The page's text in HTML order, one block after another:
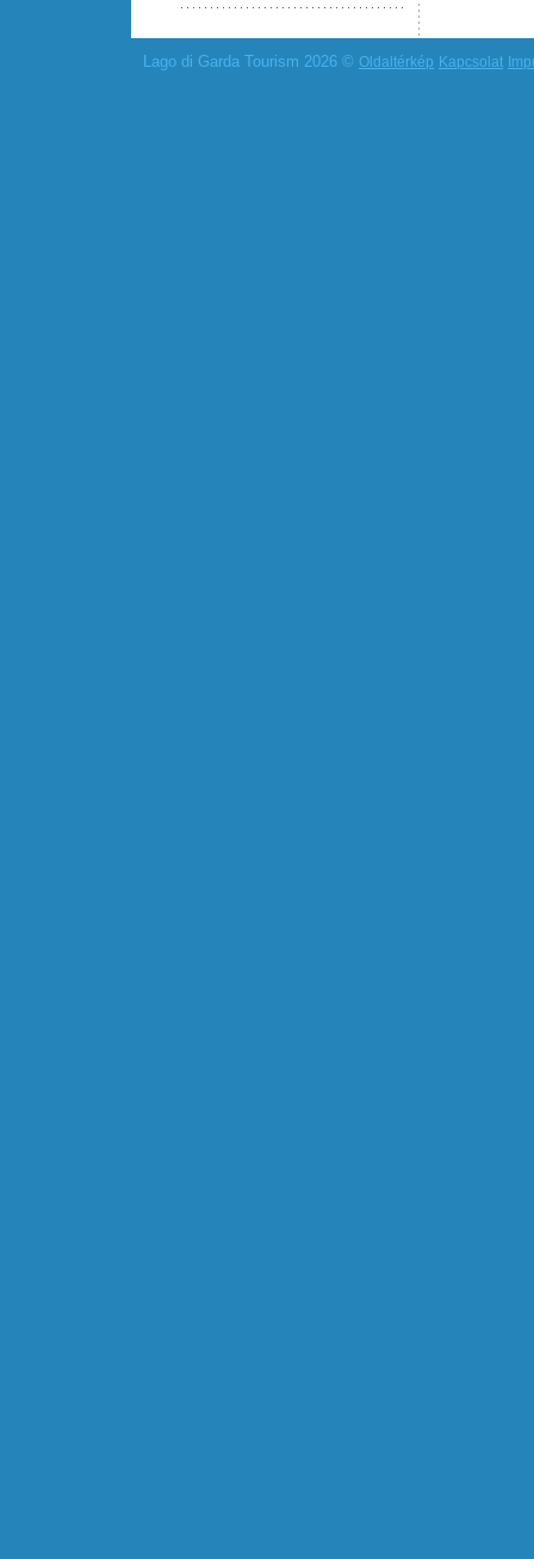
Lago di Garda Tourism 2026 © Oldaltérkép Kapcsolat